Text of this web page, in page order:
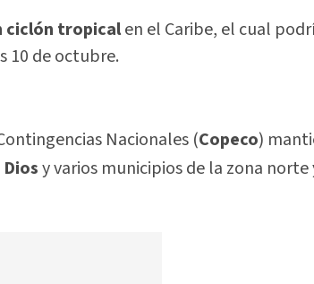
ciclón tropicalen el Caribe, el cual
10 de octubre.
Nacionales (Copeco)
y varios municipios de la zona norte